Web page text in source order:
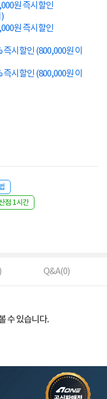
원 즉시할인
원 즉시할인
시할인 (800,000원 이
시할인 (800,000원 이
점 1시간
) Q&A(0)
수 있습니다.